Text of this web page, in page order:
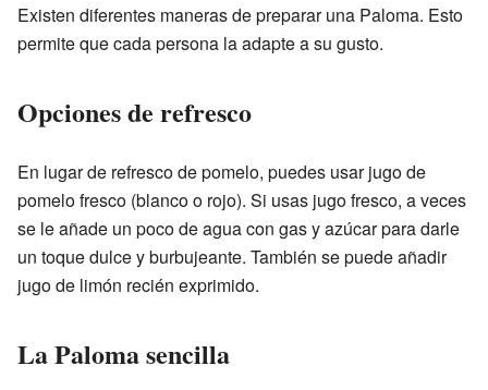
Existen diferentes maneras de preparar una Paloma. Esto
permite que cada persona la adapte a su gusto.
Opciones de refresco
En lugar de refresco de pomelo, puedes usar jugo de
pomelo fresco (blanco o rojo). Si usas jugo fresco, a veces
se le añade un poco de agua con gas y azúcar para darle
un toque dulce y burbujeante. También se puede añadir
jugo de limón recién exprimido.
La Paloma sencilla